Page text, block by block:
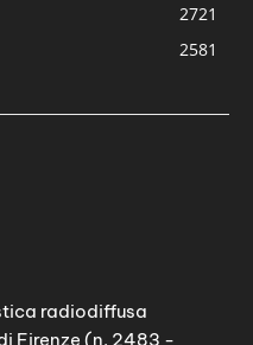
2721
2581
radiodiffusa
Firenze (n. 2483 -